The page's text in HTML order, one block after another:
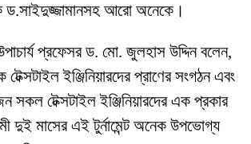
আরো অনেকে।
প্রফেসর ড. মো. জুলহাস উদ্দিন বলেন,
ইঞ্জিনিয়ারদের প্রাণের সংগঠন এবং
টেক্সটাইল ইঞ্জিনিয়ারদের এক প্রকার
দুই মাসের এই টুর্নামেন্ট অনেক উপভোগ্য